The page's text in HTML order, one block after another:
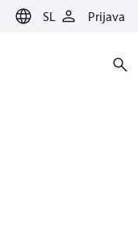
SL Prijava